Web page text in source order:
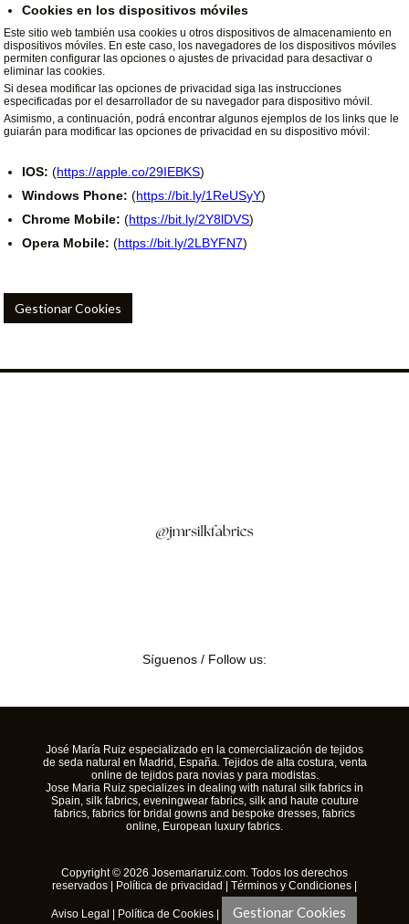
Cookies en los dispositivos móviles
Este sitio web también usa cookies u otros dispositivos de almacenamiento en
dispositivos móviles. En este caso, los navegadores de los dispositivos móviles
permiten configurar las opciones o ajustes de privacidad para desactivar o
eliminar las cookies.
Si desea modificar las opciones de privacidad siga las instrucciones
especificadas por el desarrollador de su navegador para dispositivo móvil.
Asimismo, a continuación, podrá encontrar algunos ejemplos de los links que le
guiarán para modificar las opciones de privacidad en su dispositivo móvil:
IOS: (https://apple.co/29IEBKS)
Windows Phone: (https://bit.ly/1ReUSyY)
Chrome Mobile: (https://bit.ly/2Y8lDVS)
Opera Mobile: (https://bit.ly/2LBYFN7)
Gestionar Cookies
Síguenos / Follow us:
José María Ruiz especializado en la comercialización de tejidos
de seda natural en Madrid, España. Tejidos de alta costura, venta
online de tejidos para novias y para modistas.
Jose Maria Ruiz specializes in dealing with natural silk fabrics in
Spain, silk fabrics, eveningwear fabrics, silk and haute couture
fabrics, fabrics for bridal gowns and bespoke dresses, fabrics
online, European luxury fabrics.
Copyright © 2026 Josemariaruiz.com. Todos los derechos
reservados |
Política de privacidad Términos y Condiciones
Aviso Legal | Política de Cookies| Gestionar Cookies